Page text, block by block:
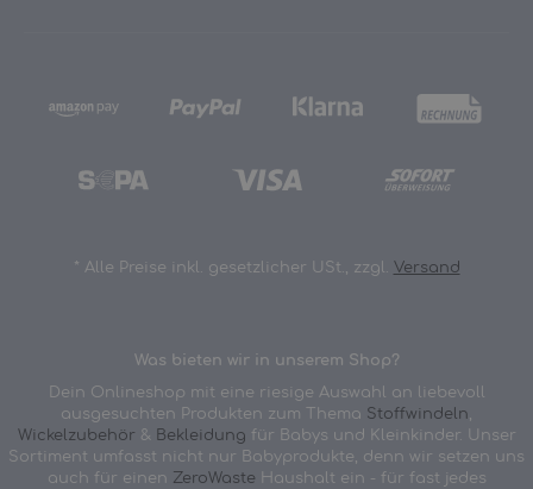
* Alle Preise inkl. gesetzlicher USt., zzgl. Versand
Was bieten wir in unserem Shop?
Dein Onlineshop mit eine riesige Auswahl an liebevoll
ausgesuchten Produkten zum Thema Stoffwindeln
Wickelzubehör & Bekleidung für Babys und Kleinkinder. Unser
Sortiment umfasst nicht nur Babyprodukte, denn wir setzen uns
auch für einen ZeroWaste Haushalt ein - für fast jedes